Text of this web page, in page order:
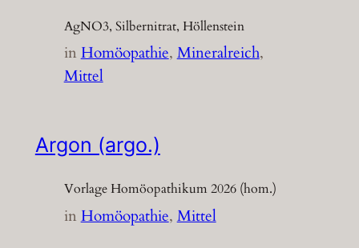
AgNO3, Silbernitrat, Höllenstein
inHomöopathie, Mineralreich
Mittel
Argon (argo.)
Vorlage Homöopathikum 2026 (hom.)
inHomöopathie, Mittel